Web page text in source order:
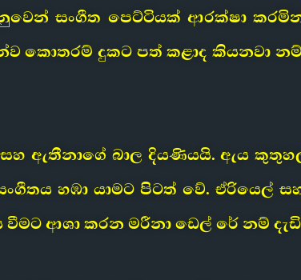
සංගීත පෙට්ටියක් ආරක්ෂා
කොතරම් දුකට පත් කළාද කියනවා
සහ ඇතීනාගේ බාල දියණියයි. ඇය
හඹා යාමට පිටත් වේ.
ආශා කරන මරීනා ඩෙල් රේ නම්